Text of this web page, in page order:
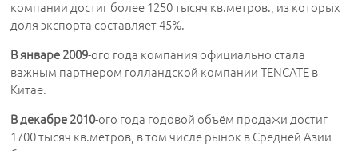
компании достиг более 1250 тысяч кв.метров., из которых
доля экспорта составляет 45%.
В январе 2009-ого года компания официально стала
важным партнером голландской компании TENCATE в
Китае.
В декабре 2010-ого года годовой объём продажи достиг
1700 тысяч кв.метров, в том числе рынок в Средней Азии